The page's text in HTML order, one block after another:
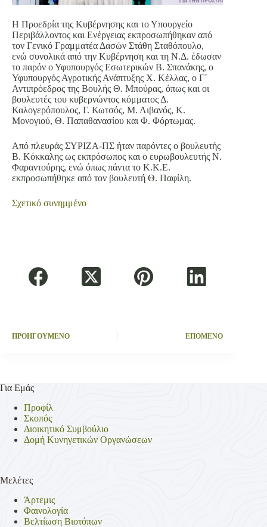
Η Προεδρία της Κυβέρνησης και το Υπουργείο
Περιβάλλοντος και Ενέργειας εκπροσωπήθηκαν από
τον Γενικό Γραμματέα Δασών Στάθη Σταθόπουλο,
ενώ συνολικά από την Κυβέρνηση και τη Ν.Δ. έδωσαν
το παρόν ο Υφυπουργός Εσωτερικών Β. Σπανάκης, ο
Υφυπουργός Αγροτικής Ανάπτυξης Χ. Κέλλας, ο Γ΄
Αντιπρόεδρος της Βουλής Θ. Μπούρας, όπως και οι
βουλευτές του κυβερνώντος κόμματος Δ.
Καλογερόπουλος, Γ. Κωτσός, Μ. Λιβανός, Κ.
Μονογιού, Θ. Παπαθανασίου και Φ. Φόρτωμας.
Από πλευράς ΣΥΡΙΖΑ-ΠΣ ήταν παρόντες ο βουλευτής
Β. Κόκκαλης ως εκπρόσωπος και ο ευρωβουλευτής Ν.
Φαραντούρης, ενώ όπως πάντα το Κ.Κ.Ε.
εκπροσωπήθηκε από τον βουλευτή Θ. Παφίλη.
Σχετικό συνημμένο
ΠΡΟΗΓΟΥΜΕΝΟ ΕΠΟΜΕΝΟ
Για Εμάς
Προφίλ
Σκοπός
Διοικητικό Συμβούλιο
Δομή Κυνηγετικών Οργανώσεων
Μελέτες
Άρτεμις
Φαινολογία
Βελτίωση Βιοτόπων